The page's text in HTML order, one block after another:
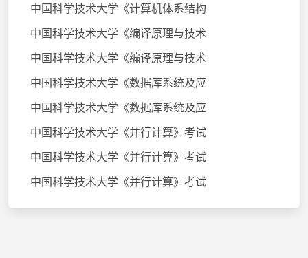
中国科学技术大学《计算机体系结构
中国科学技术大学《编译原理与技术
中国科学技术大学《编译原理与技术
中国科学技术大学《数据库系统及应
中国科学技术大学《数据库系统及应
中国科学技术大学《并行计算》考试
中国科学技术大学《并行计算》考试
中国科学技术大学《并行计算》考试